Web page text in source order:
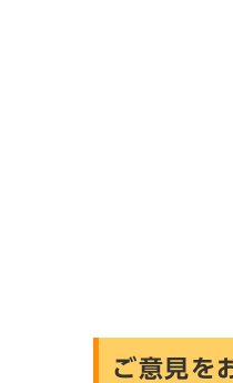
ご意見を